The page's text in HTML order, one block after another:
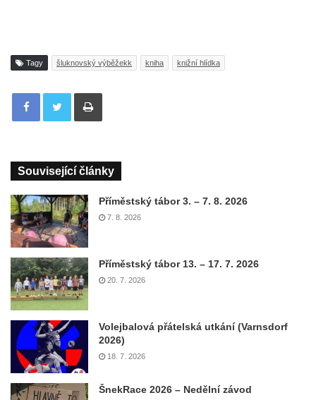
Tagy šluknovský výběžekk kniha knižní hlídka
Tisknout
Související články
Příměstský tábor 3. – 7. 8. 2026
7. 8. 2026
Příměstský tábor 13. – 17. 7. 2026
20. 7. 2026
Volejbalová přátelská utkání (Varnsdorf
2026)
18. 7. 2026
ŠnekRace 2026 – Nedělní závod